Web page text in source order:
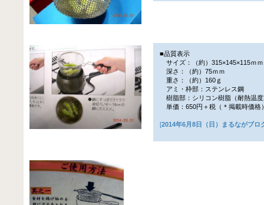
■品質表示
サイズ：（約）315×145×115ｍｍ
深さ：（約）75ｍｍ
重さ：（約）160ｇ
アミ・枠部：ステンレス鋼
樹脂部：シリコン樹脂（耐熱温
単価：650円＋税（＊掲載時価格
[2014年6月8日（日）まるながブロ